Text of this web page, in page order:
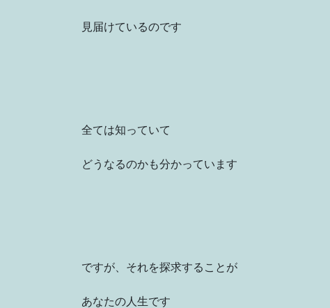
見届けているのです
全ては知っていて
どうなるのかも分かっています
ですが、それを探求することが
あなたの人生です